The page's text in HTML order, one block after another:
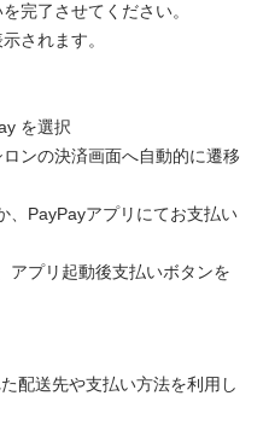
完了させてください。
されます。
を選択
ンの決済画面へ自動的に遷移
、PayPayアプリにてお支払い
アプリ起動後支払いボタンを
配送先や支払い方法を利用し